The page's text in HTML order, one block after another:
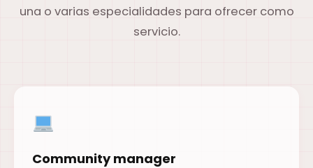
una o varias especialidades para ofrecer como
servicio.
Community manager